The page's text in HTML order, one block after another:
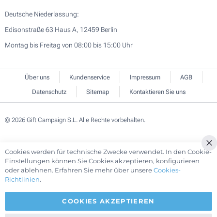
Deutsche Niederlassung:
Edisonstraße 63 Haus A, 12459 Berlin
Montag bis Freitag von 08:00 bis 15:00 Uhr
Über uns Kundenservice Impressum
AGB
Datenschutz
Sitemap Kontaktieren Sie uns
© 2026 Gift Campaign S.L. Alle Rechte vorbehalten.
Cookies werden für technische Zwecke verwendet. In den Cookie-
Einstellungen können Sie Cookies akzeptieren, konfigurieren
oder ablehnen. Erfahren Sie mehr über unsereCookies-
Richtlinien.
COOKIES AKZEPTIEREN